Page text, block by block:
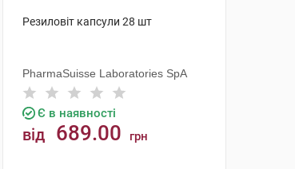
Резиловіт капсули 28 шт
PharmaSuisse Laboratories SpA
Є в наявності
від 689.00 грн